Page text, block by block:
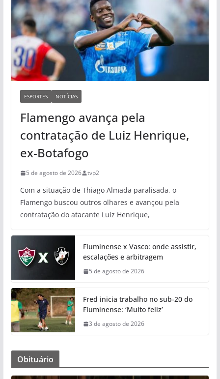
ESPORTES NOTÍCIAS
Flamengo avança pela
contratação de Luiz Henrique,
ex-Botafogo
5 de agosto de 2026 tvp2
Com a situação de Thiago Almada paralisada, o
Flamengo buscou outros olhares e avançou pela
contratação do atacante Luiz Henrique,
Fluminense x Vasco: onde assistir,
escalações e arbitragem
5 de agosto de 2026
Fred inicia trabalho no sub-20 do
Fluminense: ‘Muito feliz’
3 de agosto de 2026
Obituário